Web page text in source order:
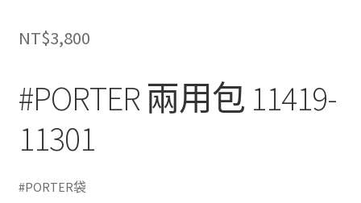
NT$3,800
#PORTER 兩用包 11419-
11301
#PORTER袋